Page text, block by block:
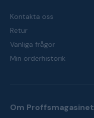
Kontakta oss
Retur
Vanliga frågor
Min orderhistorik
Om Proffsmagasinet